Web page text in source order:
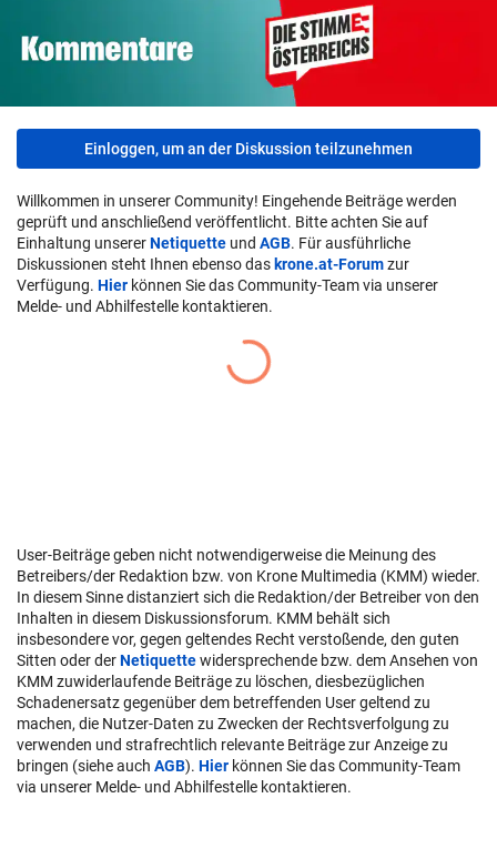
Einloggen, um an der Diskussion teilzunehmen
Willkommen in unserer Community! Eingehende Beiträge werden
geprüft und anschließend veröffentlicht. Bitte achten Sie auf
Einhaltung unsererNetiquette und AGB. Für ausführliche
Diskussionen steht Ihnen ebenso das krone.at-Forumzur
Verfügung. Hier können Sie das Community-Team via unserer
Melde- und Abhilfestelle kontaktieren.
User-Beiträge geben nicht notwendigerweise die Meinung des
Betreibers/der Redaktion bzw. von Krone Multimedia (KMM) wieder.
In diesem Sinne distanziert sich die Redaktion/der Betreiber von den
Inhalten in diesem Diskussionsforum. KMM behält sich
insbesondere vor, gegen geltendes Recht verstoßende, den guten
Sitten oder derNetiquettewidersprechende bzw. dem Ansehen von
KMM zuwiderlaufende Beiträge zu löschen, diesbezüglichen
Schadenersatz gegenüber dem betreffenden User geltend zu
machen, die Nutzer-Daten zu Zwecken der Rechtsverfolgung zu
verwenden und strafrechtlich relevante Beiträge zur Anzeige zu
bringen (siehe auch AGB). Hier können Sie das Community-Team
via unserer Melde- und Abhilfestelle kontaktieren.